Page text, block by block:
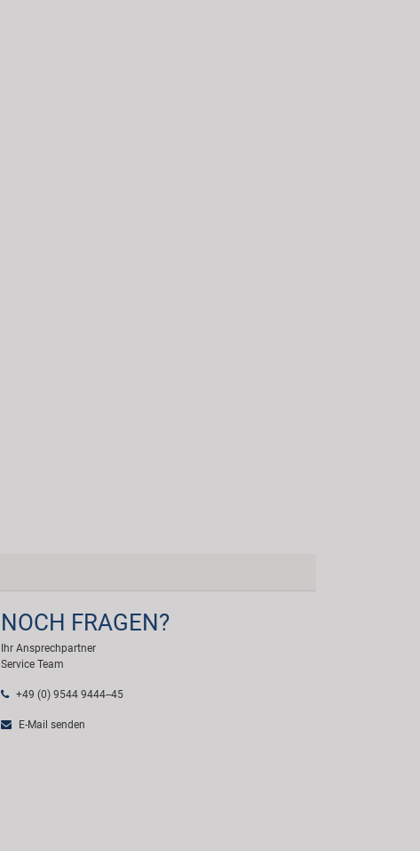
NOCH FRAGEN?
Ihr Ansprechpartner
Service Team
+49 (0) 9544 9444--45
E-Mail senden